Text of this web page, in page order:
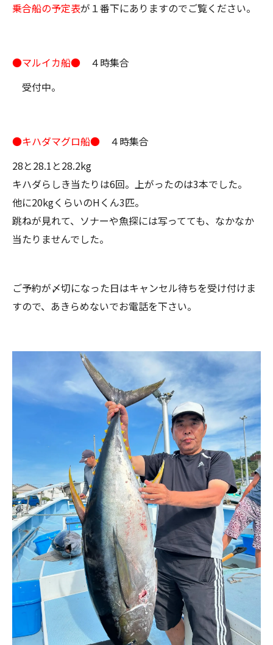
乗合船の予定表が１番下にありますのでご覧ください。
●マルイカ船●
４時集合
受付中。
●キハダマグロ船● ４時集合
28と28.1と28.2kg
キハダらしき当たりは6回。上がったのは3本でした。
他に20kgくらいのHくん3匹。
跳ねが見れて、ソナーや魚探には写ってても、なかなか
当たりませんでした。
ご予約が〆切になった日はキャンセル待ちを受け付けま
すので、あきらめないでお電話を下さい。